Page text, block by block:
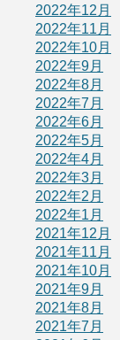
2022年12月
2022年11月
2022年10月
2022年9月
2022年8月
2022年7月
2022年6月
2022年5月
2022年4月
2022年3月
2022年2月
2022年1月
2021年12月
2021年11月
2021年10月
2021年9月
2021年8月
2021年7月